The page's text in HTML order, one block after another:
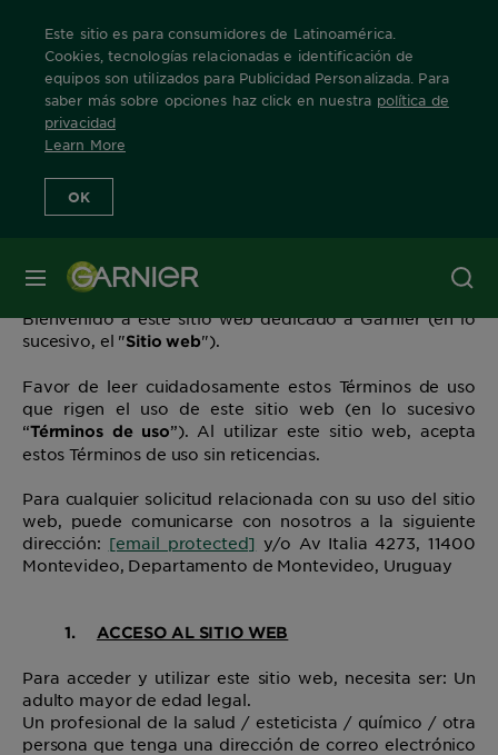
Este sitio es para consumidores de Latinoamérica.
Cookies, tecnologías relacionadas e identificación de
equipos son utilizados para Publicidad Personalizada. Para
saber más sobre opciones haz click en nuestra política de
privacidad
Learn More
OK
MENÚ
Home Términos Legales
Efectivo a partir de 16 de octubre, 2024
Bienvenido a este sitio web dedicado a Garnier (en lo
sucesivo, el "Sitio web").
Favor de leer cuidadosamente estos Términos de uso
que rigen el uso de este sitio web (en lo sucesivo
“Términos de uso”). Al utilizar este sitio web, acepta
estos Términos de uso sin reticencias.
Para cualquier solicitud relacionada con su uso del sitio
web, puede comunicarse con nosotros a la siguiente
dirección: [email protected] y/o Av Italia 4273, 11400
Montevideo, Departamento de Montevideo, Uruguay
1. ACCESO AL SITIO WEB
Para acceder y utilizar este sitio web, necesita ser: Un
adulto mayor de edad legal.
Un profesional de la salud / esteticista / químico / otra
persona que tenga una dirección de correo electrónico